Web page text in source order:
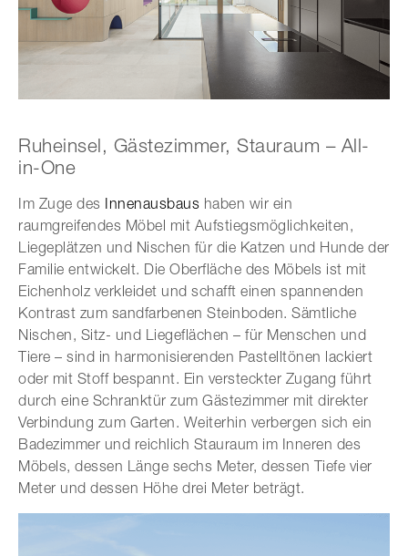
Ruheinsel, Gästezimmer, Stauraum – All-
in-One
Im Zuge des Innenausbaus haben wir ein
raumgreifendes Möbel mit Aufstiegsmöglichkeiten,
Liegeplätzen und Nischen für die Katzen und Hunde der
Familie entwickelt. Die Oberfläche des Möbels ist mit
Eichenholz verkleidet und schafft einen spannenden
Kontrast zum sandfarbenen Steinboden. Sämtliche
Nischen, Sitz- und Liegeflächen – für Menschen und
Tiere – sind in harmonisierenden Pastelltönen lackiert
oder mit Stoff bespannt. Ein versteckter Zugang führt
durch eine Schranktür zum Gästezimmer mit direkter
Verbindung zum Garten. Weiterhin verbergen sich ein
Badezimmer und reichlich Stauraum im Inneren des
Möbels, dessen Länge sechs Meter, dessen Tiefe vier
Meter und dessen Höhe drei Meter beträgt.